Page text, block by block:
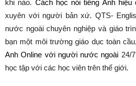
khi nào. Cách học nói tiếng Anh hiệu
xuyên với người bản xứ. QTS-
nước ngoài chuyên nghiệp và giáo
bạn một môi trường giáo dục toàn
Anh Online với người nước ngoài 24/
học tập với các học viên trên thế giới.